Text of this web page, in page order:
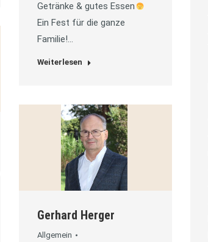
Getränke & gutes Essen
Ein Fest für die ganze
Familie!…
Weiterlesen
Gerhard Herger
Allgemein